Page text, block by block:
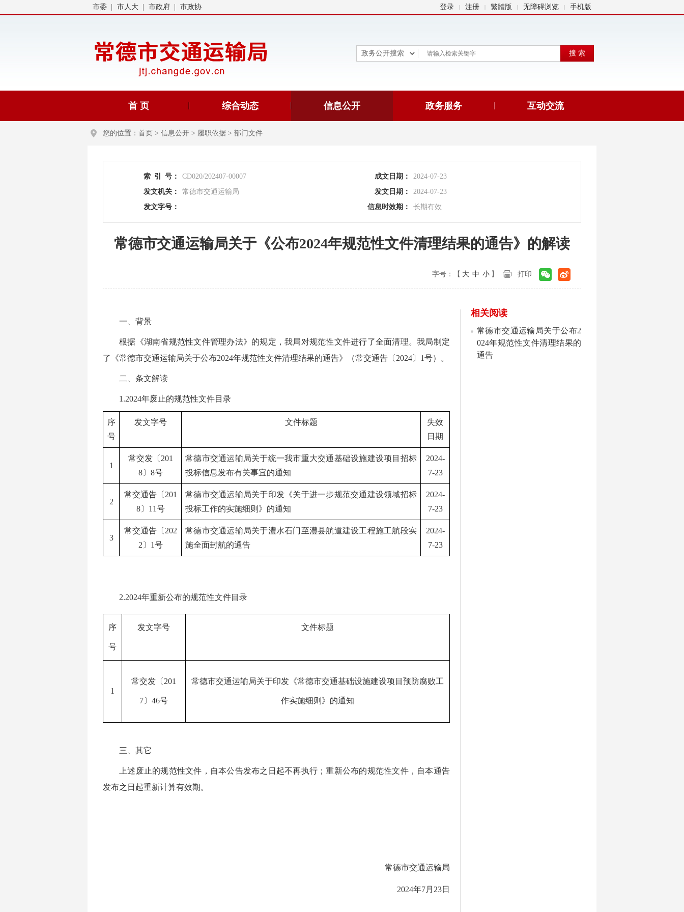
市委 市人大 市政府 市政协 登录 | 注册 | 繁體版 | 无障碍浏览 | 手机版
首 页 综合动态 信息公开 政务服务 互动交流
您的位置： 首页 > 信息公开 > 履职依据 > 部门文件
索 引 号： CD020/202407-00007 成文日期：
2024-07-23
发文机关：
常德市交通运输局 发文日期：
2024-07-23
发文字号：
信息时效期： 长期有效
常德市交通运输局关于《公布2024年规范性文件清理结果的通告》的解读
字号：【 大 中 小 】 打印
一、背景
根据《湖南省规范性文件管理办法》的规定，我局对规范性文件进行了全面清理。我局制定
了《常德市交通运输局关于公布2024年规范性文件清理结果的通告》（常交通告〔2024〕1号）。
二、条文解读
1.2024年废止的规范性文件目录
序
号
发文字号 文件标题
失效
日期
1
常交发〔 201
8〕 8号
常德市交通运输局关于统一我市重大交通基础设施建设项目招标
投标信息发布有关事宜的通知
2024-
7-23
2
常交通告〔 201
8〕 11号
常德市交通运输局关于印发《关于进一步规范交通建设领域招标
投标工作的实施细则》的通知
2024-
7-23
3
常交通告〔 202
2 〕 1号
常德市交通运输局关于澧水石门至澧县航道建设工程施工航段实
施全面封航的通告
2024-
7-23
2.2024年重新公布的规范性文件目录
序
号
发文字号 文件标题
1
常交发〔 201
7〕 46号
常德市交通运输局关于印发《常德市交通基础设施建设项目预防腐败工
作实施细则 》的通知
三、其它
上述废止的规范性文件，自本公告发布之日起不再执行；重新公布的规范性文件，自本通告
发布之日起重新计算有效期。
常德市交通运输局
2024年7月23日
相关阅读
常德市交通运输局关于公布2
024年规范性文件清理结果的
通告